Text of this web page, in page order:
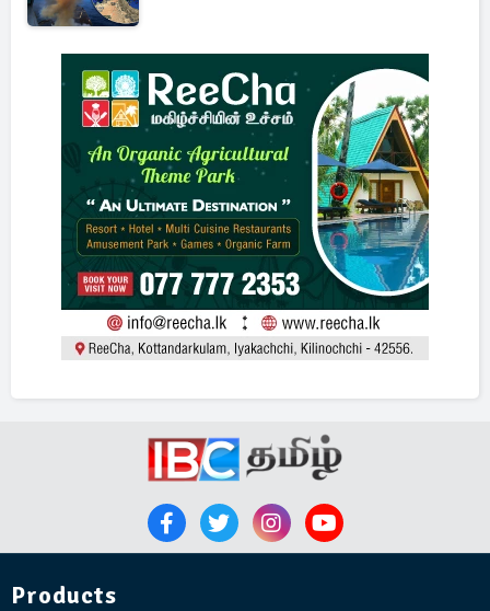
Products